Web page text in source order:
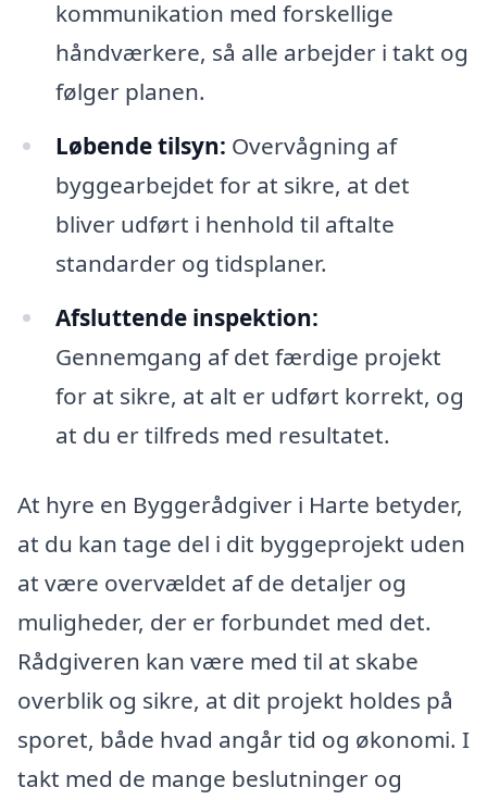
kommunikation med forskellige
håndværkere, så alle arbejder i takt og
følger planen.
Løbende tilsyn: Overvågning af
byggearbejdet for at sikre, at det
bliver udført i henhold til aftalte
standarder og tidsplaner.
Afsluttende inspektion:
Gennemgang af det færdige projekt
for at sikre, at alt er udført korrekt, og
at du er tilfreds med resultatet.
At hyre en Byggerådgiver i Harte betyder,
at du kan tage del i dit byggeprojekt uden
at være overvældet af de detaljer og
muligheder, der er forbundet med det.
Rådgiveren kan være med til at skabe
overblik og sikre, at dit projekt holdes på
sporet, både hvad angår tid og økonomi. I
takt med de mange beslutninger og